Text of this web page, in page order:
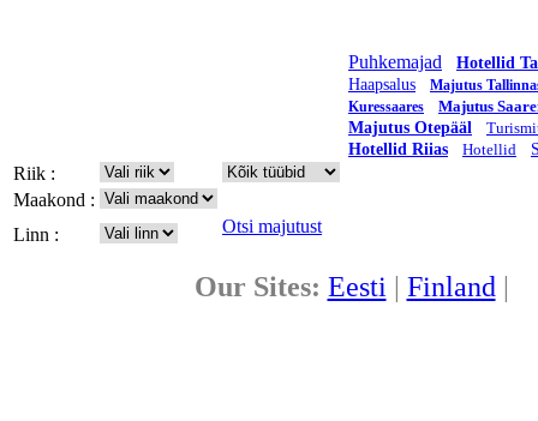
Puhkemajad
Hotellid
Haapsalus
Majutus
Kuressaares
Majutus
Majutus Otepääl
Hotellid Riias
Hotellid
Riik :
Maakond :
Linn :
Otsi majutust
Our Sites: Eesti | Finland |